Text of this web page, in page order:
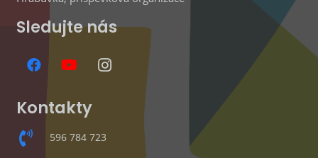
Sledujte nás
Kontakty
596 784 723